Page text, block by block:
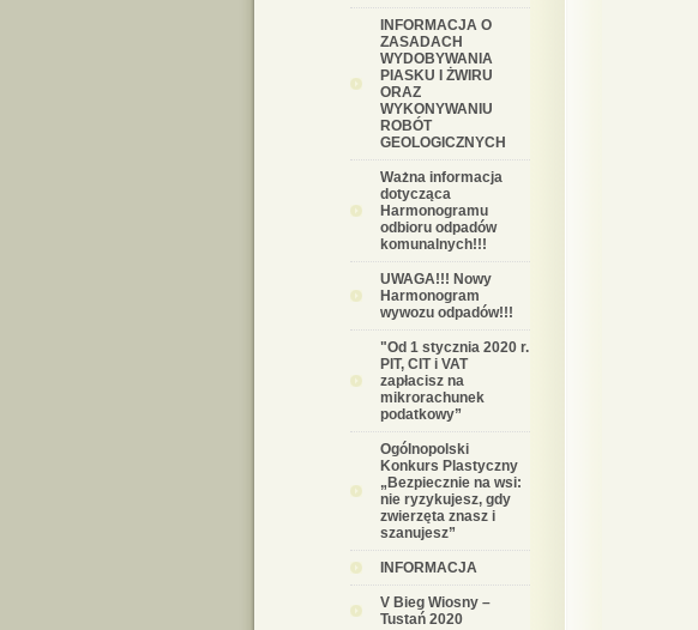
INFORMACJA O
ZASADACH
WYDOBYWANIA
PIASKU I ŻWIRU
ORAZ
WYKONYWANIU
ROBÓT
GEOLOGICZNYCH
Ważna informacja
dotycząca
Harmonogramu
odbioru odpadów
komunalnych!!!
UWAGA!!! Nowy
Harmonogram
wywozu odpadów!!!
"Od 1 stycznia 2020 r.
PIT, CIT i VAT
zapłacisz na
mikrorachunek
podatkowy”
Ogólnopolski
Konkurs Plastyczny
„Bezpiecznie na wsi:
nie ryzykujesz, gdy
zwierzęta znasz i
szanujesz”
INFORMACJA
V Bieg Wiosny –
Tustań 2020